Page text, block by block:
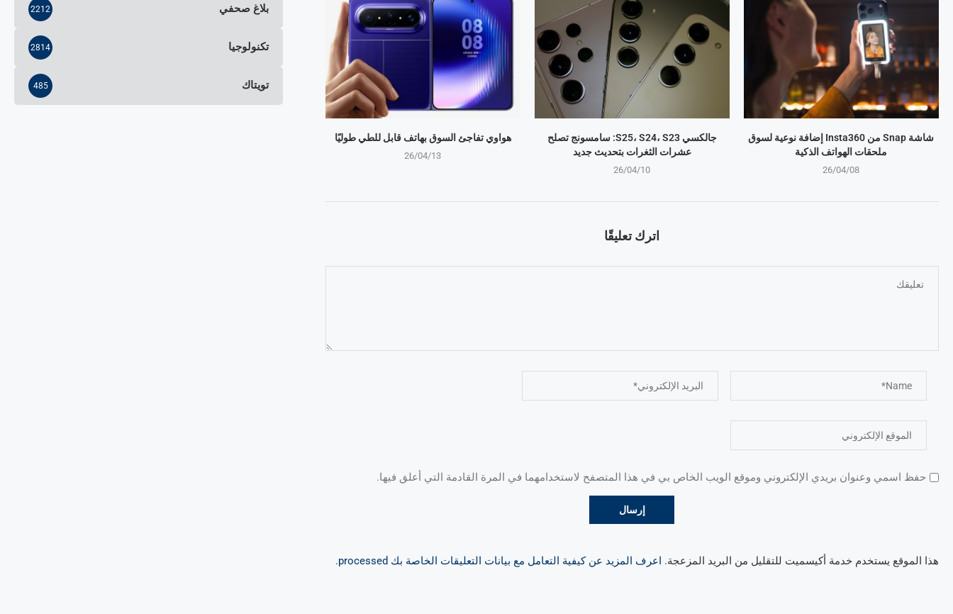
هواوي تفاجئ السوق بهاتف قابل للطي طوليًا
26/04/13
جالكسي S25، S24، S23: سامسونج تصلح
عشرات الثغرات بتحديث جديد
26/04/10
شاشة Snap من Insta360 إضافة نوعية لسوق
ملحقات الهواتف الذكية
26/04/08
اترك تعليقًا
حفظ اسمي وعنوان بريدي الإلكتروني وموقع الويب الخاص بي في هذا المتصفح لاستخدامهما في المرة القادمة التي أعلق فيها.
هذا الموقع يستخدم خدمة أكيسميت للتقليل من البريد المزعجة. اعرف المزيد عن كيفية التعامل مع بيانات التعليقات الخاصة بك processed .
بلاغ صحفي 2212
تكنولوجيا 2814
تويتاك 485